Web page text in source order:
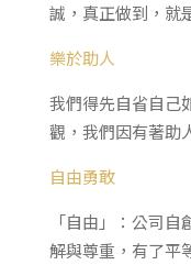
誠，真正做到，就
樂於助人
我們得先自省自己
觀，我們因有著助
自由勇敢
「自由」：公司
解與尊重，有了平